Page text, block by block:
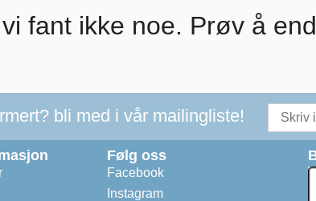
fant ikke noe. Prøv å
bli med i vår mailingliste!
Følg oss
Facebook
Instagram